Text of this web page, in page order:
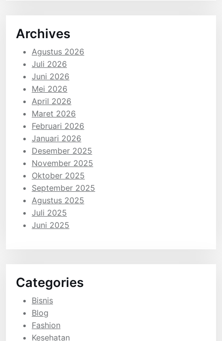
Archives
Agustus 2026
Juli 2026
Juni 2026
Mei 2026
April 2026
Maret 2026
Februari 2026
Januari 2026
Desember 2025
November 2025
Oktober 2025
September 2025
Agustus 2025
Juli 2025
Juni 2025
Categories
Bisnis
Blog
Fashion
Kesehatan